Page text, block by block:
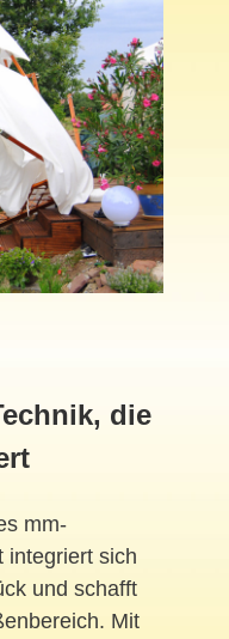
die
mm-
integriert sich
und schafft
Mit